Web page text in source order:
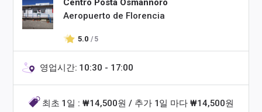
Centro Posta Osmannoro
Aeropuerto de Florencia
5.0 / 5
영업시간: 10:30 - 17:00
최초 1일 : ₩14,500원 / 추가 1일 마다 ₩14,500원